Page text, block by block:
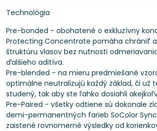
Technológia
Pre-bonded - obohatené o exkluzívny
Protecting Concentrate pomáha chrániť
štruktúru vlasov bez nutnosti
ďalšieho aditíva.
Pre-blended - na mieru predmiešané
optimálne neutralizujú každý základ, či už
studený, tak aby ste ľahko dosiahli
Pre-Paired - všetky odtiene sú dokonale
demi-permanentných farieb SoColor
zaistené rovnomerné výsledky od